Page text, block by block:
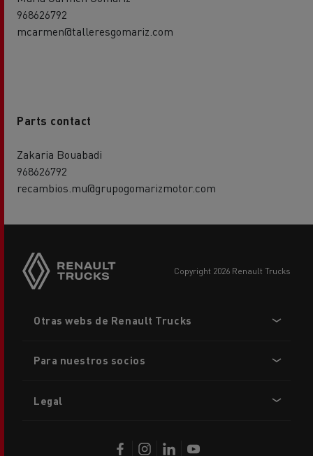
968626792
mcarmen@talleresgomariz.com
Parts contact
Zakaria Bouabadi
968626792
recambios.mu@grupogomarizmotor.com
copyright 2026 Renault Trucks
menu
Otras webs de Renault Trucks
Para nuestros socios
Legal